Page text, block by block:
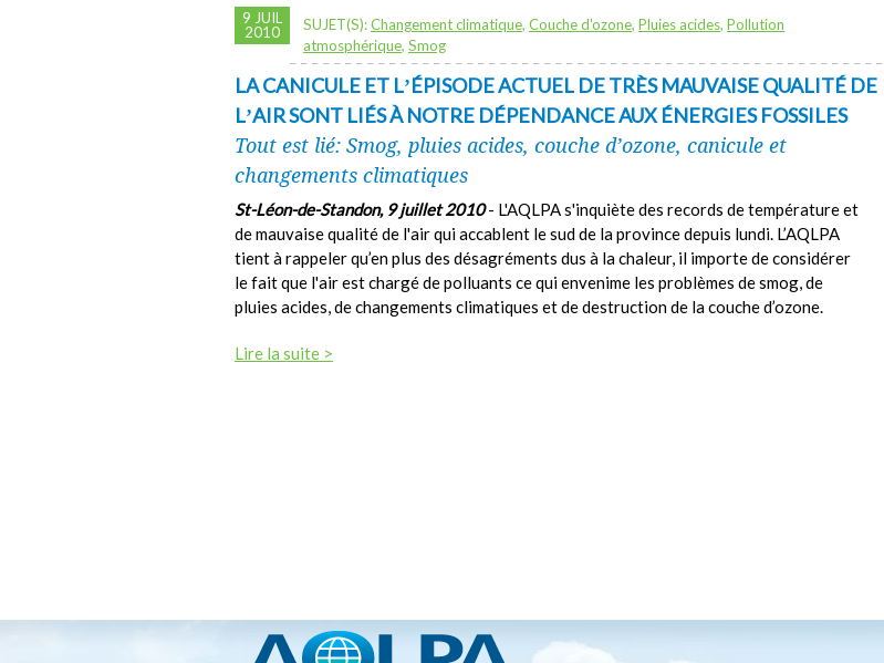
9 JUIL
2010
SUJET(S):Changement climatique, Couche d'ozone, Pluies acides, Pollution
atmosphérique, Smog
LA CANICULE ET LʼÉPISODE ACTUEL DE TRÈS MAUVAISE QUALITÉ DE
LʼAIR SONT LIÉS À NOTRE DÉPENDANCE AUX ÉNERGIES FOSSILES
Tout est lié: Smog, pluies acides, couche d’ozone, canicule et
changements climatiques
St-Léon-de-Standon, 9 juillet 2010- L'AQLPA s'inquiète des records de température et
de mauvaise qualité de l'air qui accablent le sud de la province depuis lundi. L’AQLPA
tient à rappeler qu’en plus des désagréments dus à la chaleur, il importe de considérer
le fait que l'air est chargé de polluants ce qui envenime les problèmes de smog, de
pluies acides, de changements climatiques et de destruction de la couche d’ozone.
Lire la suite >